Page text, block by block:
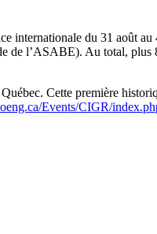
du 31 août au
l’ASABE). Au total,
Cette première
Events/CIGR/